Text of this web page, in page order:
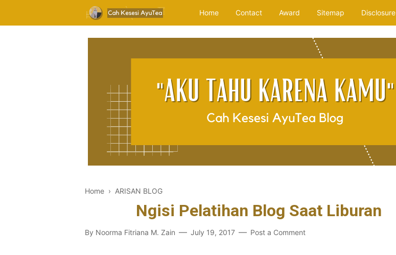
Home Contact Award Sitemap Disclosure
Home › ARISAN BLOG
Ngisi Pelatihan Blog Saat Liburan
By Noorma Fitriana M. Zain July 19, 2017 Post a Comment